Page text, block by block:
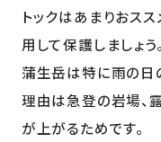
トックはあまりおス
用して保護しましょう。
蒲生岳は特に雨の日
理由は急登の岩場、
が上がるためです。